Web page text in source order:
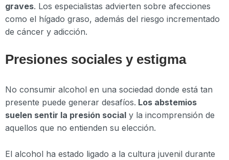
graves. Los especialistas advierten sobre afecciones
como el hígado graso, además del riesgo incrementado
de cáncer y adicción.
Presiones sociales y estigma
No consumir alcohol en una sociedad donde está tan
presente puede generar desafíos. Los abstemios
suelen sentir la presión social y la incomprensión de
aquellos que no entienden su elección.
El alcohol ha estado ligado a la cultura juvenil durante